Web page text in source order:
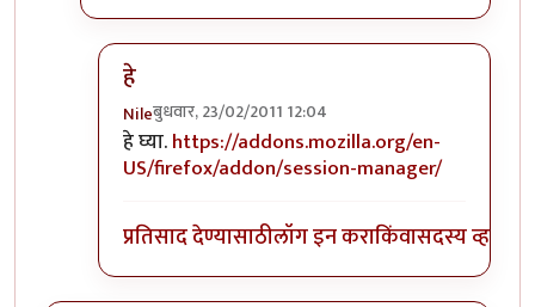
हे
Nileबुधवार, 23/02/2011 12:04
In reply toलिंक द्याल का प्लिज ? वापरुनby
हे घ्या.https://addons.mozilla.org/en-
US/firefox/addon/session-manager/
प्रतिसाद देण्यासाठीलॉग इन कराकिंवासदस्य व्हा